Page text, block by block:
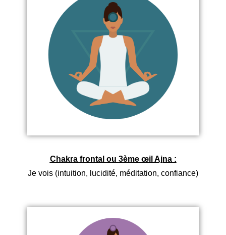
Chakra frontal ou 3ème œil Ajna :
Je vois (intuition, lucidité, méditation, confiance)